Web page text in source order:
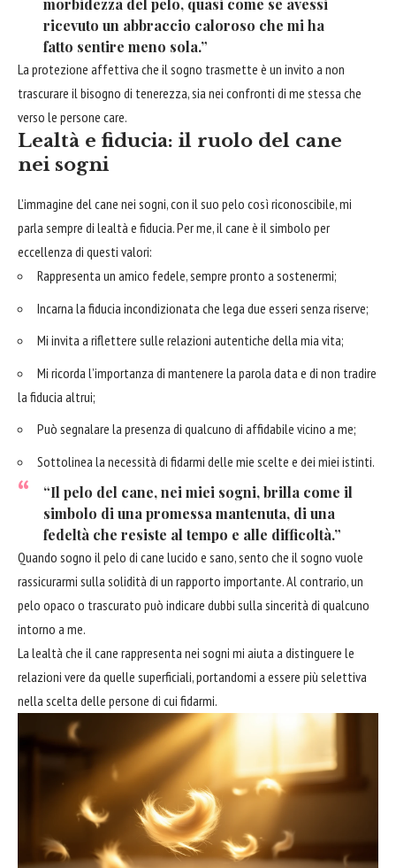
morbidezza del pelo, quasi come se avessi
ricevuto un abbraccio caloroso che mi ha
fatto sentire meno sola.”
La protezione affettiva che il sogno trasmette è un invito a non
trascurare il bisogno di tenerezza, sia nei confronti di me stessa che
verso le persone care.
Lealtà e fiducia: il ruolo del cane
nei sogni
L’immagine del cane nei sogni, con il suo pelo così riconoscibile, mi
parla sempre di lealtà e fiducia. Per me, il cane è il simbolo per
eccellenza di questi valori:
Rappresenta un amico fedele, sempre pronto a sostenermi;
Incarna la fiducia incondizionata che lega due esseri senza riserve;
Mi invita a riflettere sulle relazioni autentiche della mia vita;
Mi ricorda l’importanza di mantenere la parola data e di non tradire
la fiducia altrui;
Può segnalare la presenza di qualcuno di affidabile vicino a me;
Sottolinea la necessità di fidarmi delle mie scelte e dei miei istinti.
“Il pelo del cane, nei miei sogni, brilla come il
simbolo di una promessa mantenuta, di una
fedeltà che resiste al tempo e alle difficoltà.”
Quando sogno il pelo di cane lucido e sano, sento che il sogno vuole
rassicurarmi sulla solidità di un rapporto importante. Al contrario, un
pelo opaco o trascurato può indicare dubbi sulla sincerità di qualcuno
intorno a me.
La lealtà che il cane rappresenta nei sogni mi aiuta a distinguere le
relazioni vere da quelle superficiali, portandomi a essere più selettiva
nella scelta delle persone di cui fidarmi.